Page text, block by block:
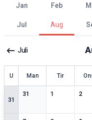
jan feb
jul
aug
Juli
Uke Man Tir
31
31
2spesielle datoer
12 spesielle2
3